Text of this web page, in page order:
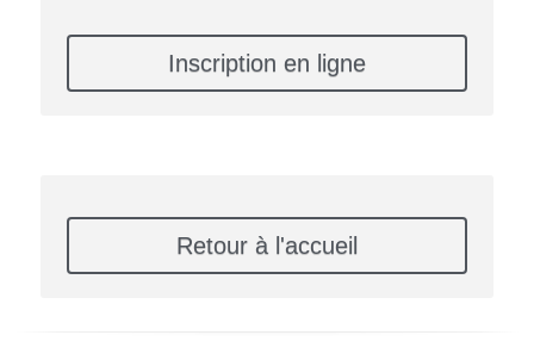
Inscription en ligne
Retour à l'accueil